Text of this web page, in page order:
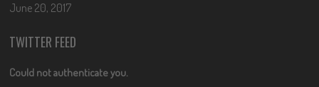
June 20, 2017
TWITTER FEED
Could not authenticate you.